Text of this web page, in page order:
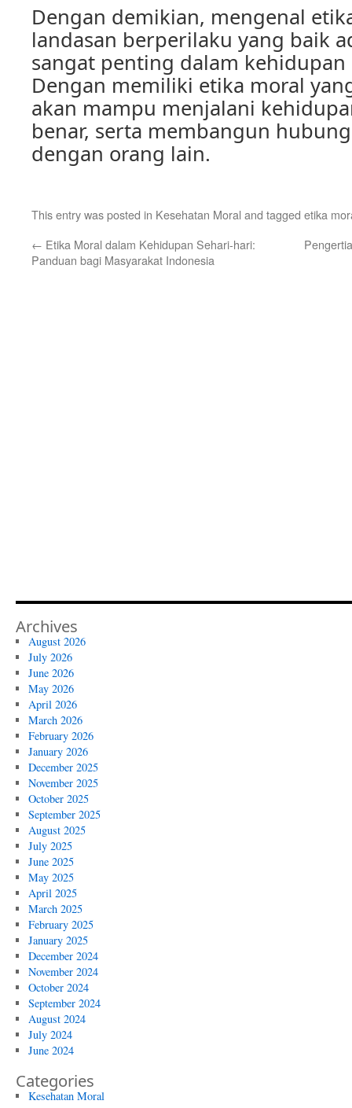
Dengan demikian, mengenal
landasan berperilaku yang baik
sangat penting dalam
Dengan memiliki etika moral
akan mampu menjalani
benar, serta membangun
dengan orang lain.
This entry was posted in Kesehatan Moral and tagged etika
← Etika Moral dalam Kehidupan Sehari-hari:
Panduan bagi Masyarakat Indonesia
Archives
August 2026
July 2026
June 2026
May 2026
April 2026
March 2026
February 2026
January 2026
December 2025
November 2025
October 2025
September 2025
August 2025
July 2025
June 2025
May 2025
April 2025
March 2025
February 2025
January 2025
December 2024
November 2024
October 2024
September 2024
August 2024
July 2024
June 2024
Categories
Kesehatan Moral